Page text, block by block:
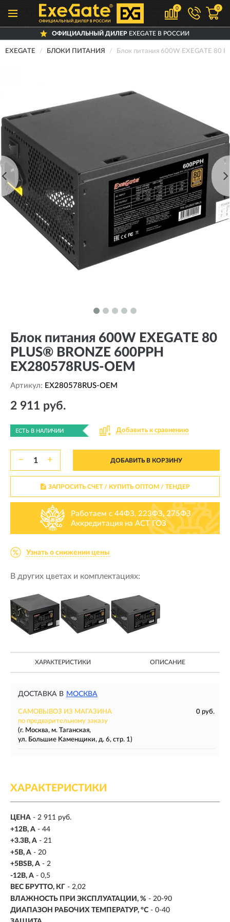
0 0
ОФИЦИАЛЬНЫЙ ДИЛЕРEXEGATE В РОССИИ
EXEGATE БЛОКИ ПИТАНИЯ Блок питания 600W EXEGATE 80
Блок питания 600W EXEGATE 80
PLUS® BRONZE 600PPH
EX280578RUS-OEM
Артикул: EX280578RUS-OEM
2 911 руб.
ЕСТЬ В НАЛИЧИИ Добавить к сравнению
− + ДОБАВИТЬ В КОРЗИНУ
ЗАПРОСИТЬ СЧЕТ / КУПИТЬ ОПТОМ/ ТЕНДЕР
Работаем с 44ФЗ, 223ФЗ, 275ФЗ
Аккредитация на АСТ ГОЗ
Узнать о снижении цены
В других цветах и комплектациях:
ХАРАКТЕРИСТИКИ ОПИСАНИЕ
ДОСТАВКА В МОСКВА
САМОВЫВОЗ ИЗ МАГАЗИНА
0 руб.
по предварительному заказу
(г. Москва, м. Таганская,
ул. Большие Каменщики, д. 6, стр. 1)
ХАРАКТЕРИСТИКИ
ЦЕНА - 2 911 руб.
+12B, A - 44
+3.3B, А - 21
+5B, А - 20
+5BSB, A - 2
-12B, A - 0,5
ВЕС БРУТТО, КГ - 2,02
ВЛАЖНОСТЬ ПРИ ЭКСПЛУАТАЦИИ, % - 20-90
ДИАПАЗОН РАБОЧИХ ТЕМПЕРАТУР, °С - 0-40